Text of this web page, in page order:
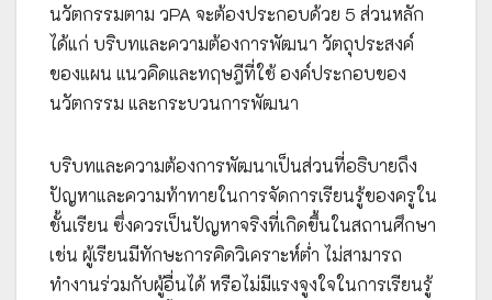
นวัตกรรมตาม วPA จะต้องประกอบด้วย 5 ส่วนหลัก
ได้แก่ บริบทและความต้องการพัฒนา วัตถุประสงค์
ของแผน แนวคิดและทฤษฎีที่ใช้ องค์ประกอบของ
นวัตกรรม และกระบวนการพัฒนา
บริบทและความต้องการพัฒนาเป็นส่วนที่อธิบายถึง
ปัญหาและความท้าทายในการจัดการเรียนรู้ของครูใน
ชั้นเรียน ซึ่งควรเป็นปัญหาจริงที่เกิดขึ้นในสถานศึกษา
เช่น ผู้เรียนมีทักษะการคิดวิเคราะห์ต่ำ ไม่สามารถ
ทำงานร่วมกับผู้อื่นได้ หรือไม่มีแรงจูงใจในการเรียนรู้